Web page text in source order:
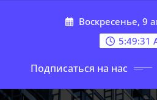
Воскресенье, 9
5:49:32
Подписаться на нас